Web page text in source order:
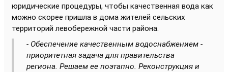
юридические процедуры, чтобы качественная вода как
можно скорее пришла в дома жителей сельских
территорий левобережной части района.
- Обеспечение качественным водоснабжением -
приоритетная задача для правительства
региона. Решаем ее поэтапно. Реконструкция и